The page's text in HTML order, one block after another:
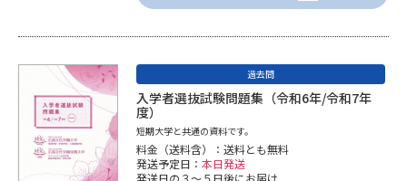
来場型・Web型イベント特集 夢ナビライブ
受験準備 資料検索
過去問
入学者選抜試験問題集（令和6年/令和7年
度）
短期大学と共通の資料です。
料金（送料含）：送料とも無料
発送予定日： 本日発送
発送日の３～５日後にお届け